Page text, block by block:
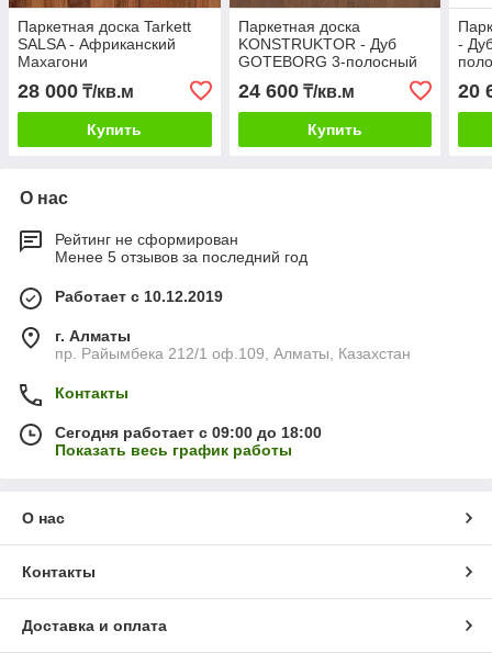
Паркетная доска Tarkett
SALSA - Африканский
Махагони
28 000 ₸/кв.м
Купить
Паркетная доска
KONSTRUKTOR - Дуб
GOTEBORG 3-полосный
24 600₸/кв.м
Купить
-
20
О нас
Рейтинг не сформирован
Менее 5 отзывов за последний год
Работает с 10.12.2019
г. Алматы
пр. Райымбека 212/1 оф.109, Алматы, Казахстан
Контакты
Сегодня работает с 09:00 до 18:00
Показать весь график работы
О нас
Контакты
Доставка и оплата